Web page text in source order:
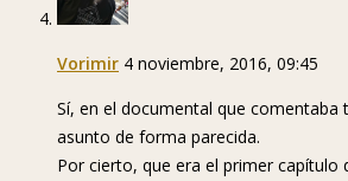
Vorimir 4 noviembre, 2016, 09:45
Sí, en el documental que comentaba
asunto de forma parecida.
Por cierto, que era el primer capítulo